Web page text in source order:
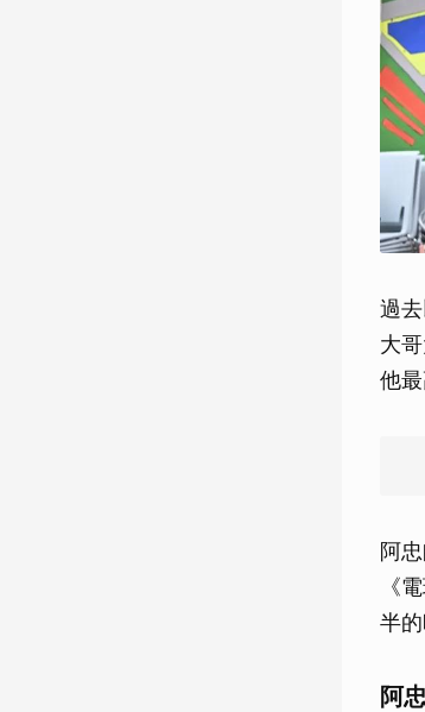
過
大
他
阿
《
半的
阿